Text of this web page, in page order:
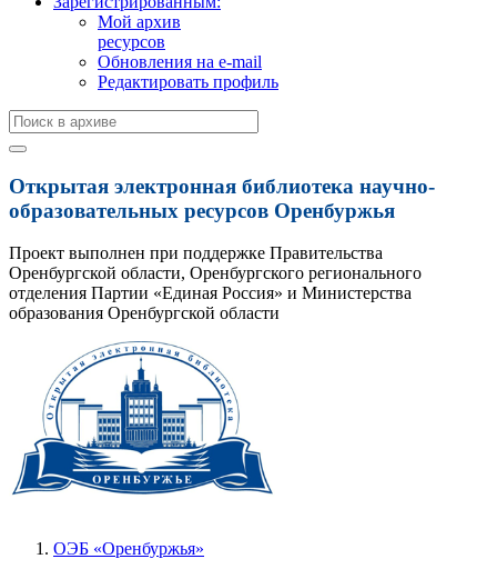
Мой архив
ресурсов
Обновления на e-mail
Редактировать профиль
Открытая электронная библиотека научно-
образовательных ресурсов Оренбуржья
Проект выполнен при поддержке Правительства
Оренбургской области, Оренбургского регионального
отделения Партии «Единая Россия» и Министерства
образования Оренбургской области
ОЭБ «Оренбуржья»